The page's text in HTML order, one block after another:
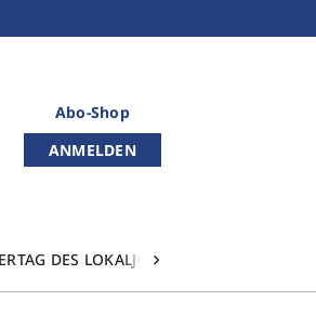
Abo-Shop
ANMELDEN
TAG DES LOKALJOURNALISMUS